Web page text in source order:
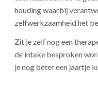
houding waarbij
zelfwerkzaamheid het
Zit je zelf nog een
de intake besproken
je nog betereen jaartje